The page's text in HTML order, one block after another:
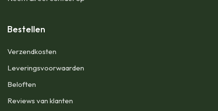
Bestellen
​Verzendkosten
Leveringsvoorwaarden
Beloften
Reviews van klanten